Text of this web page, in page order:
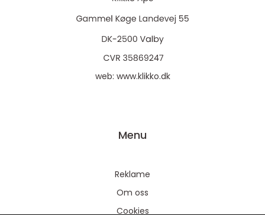
web: www.klikko.dk
Menu
Reklame
Om oss
Cookies